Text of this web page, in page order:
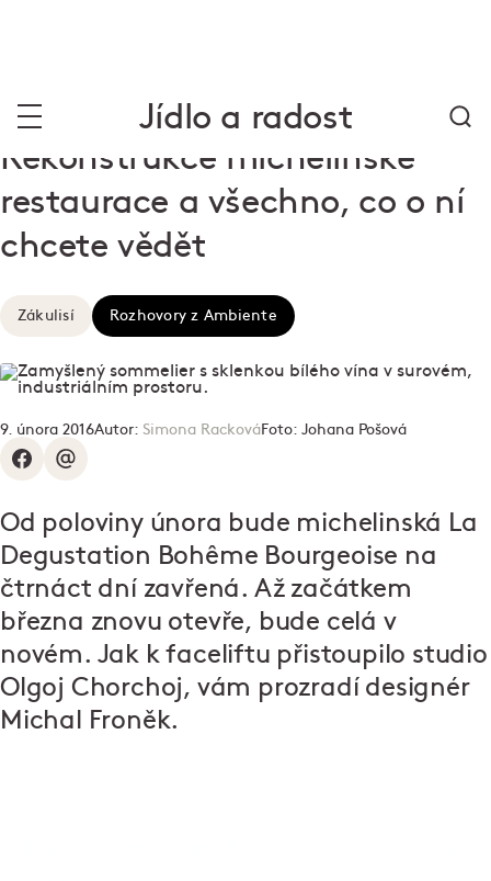
Jídlo a radost
Rekonstrukce michelinské
restaurace a všechno, co o ní
chcete vědět
Zákulisí Rozhovory z Ambiente
9. února 2016Autor: Simona RackováFoto: Johana Pošová
Od poloviny února bude michelinská La
Degustation Bohême Bourgeoise na
čtrnáct dní zavřená. Až začátkem
března znovu otevře, bude celá v
novém. Jak k faceliftu přistoupilo studio
Olgoj Chorchoj, vám prozradí designér
Michal Froněk.